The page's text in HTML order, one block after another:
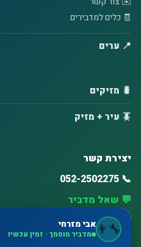
🧾 כלים למדבירים
📍 ערים
🐛 מזיקים
🪳 עיר + מזיק
יצירת קשר
📞 052-2502275
💬 שאל מדביר
⏰ זמינות גבוהה – ימים א'–ו'
🗺️ חולון, בת ים, ראשון לציון, תל
👨‍🔧אבי מזרחי
מדביר מוסמך · זמין עכשיו